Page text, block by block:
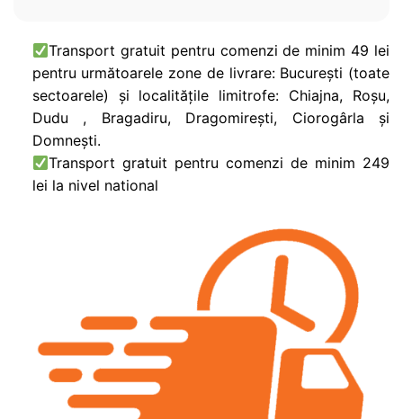
Transport gratuit pentru comenzi de minim 49 lei
pentru următoarele zone de livrare: București (toate
sectoarele) și localitățile limitrofe: Chiajna, Roșu,
Dudu , Bragadiru, Dragomirești, Ciorogârla și
Domnești.
Transport gratuit pentru comenzi de minim 249
lei la nivel national